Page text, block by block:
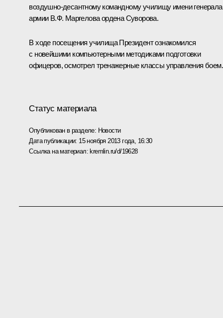
воздушно-десантному командному училищу имени генерала
армии В.Ф. Маргелова ордена Суворова.
В ходе посещения училища Президент ознакомился
с новейшими компьютерными методиками подготовки
офицеров, осмотрел тренажерные классы управления боем.
Статус материала
Опубликован в разделе: Новости
Дата публикации: 15 ноября 2013 года, 16:30
Ссылка на материал: kremlin.ru/d/19628